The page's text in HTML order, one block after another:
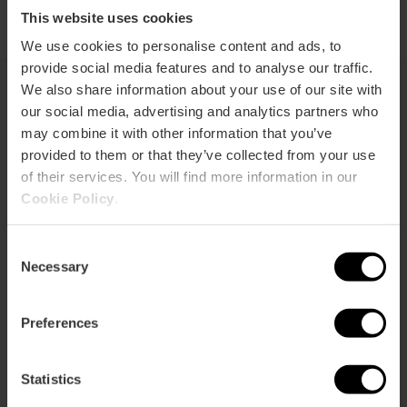
This website uses cookies
We use cookies to personalise content and ads, to
provide social media features and to analyse our traffic.
We also share information about your use of our site with
our social media, advertising and analytics partners who
may combine it with other information that you’ve
provided to them or that they’ve collected from your use
of their services. You will find more information in our
Cookie Policy
Selection
Necessary
Preferences
Statistics
También te puede interesar